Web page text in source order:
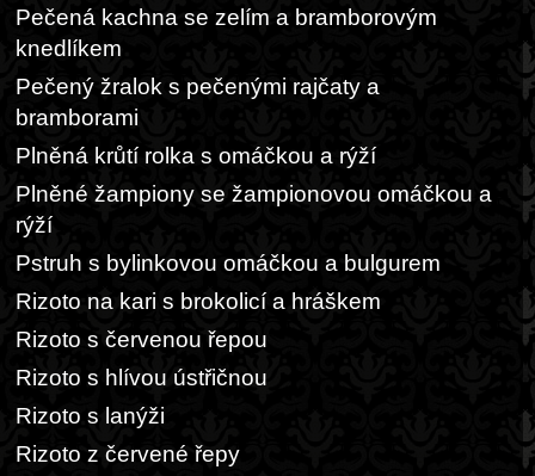
Pečená kachna se zelím a bramborovým
knedlíkem
Pečený žralok s pečenými rajčaty a
bramborami
Plněná krůtí rolka s omáčkou a rýží
Plněné žampiony se žampionovou omáčkou a
rýží
Pstruh s bylinkovou omáčkou a bulgurem
Rizoto na kari s brokolicí a hráškem
Rizoto s červenou řepou
Rizoto s hlívou ústřičnou
Rizoto s lanýži
Rizoto z červené řepy